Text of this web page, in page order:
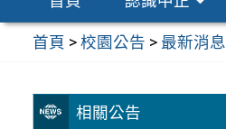
首頁 >校園公告 > 最新消息
相關公告